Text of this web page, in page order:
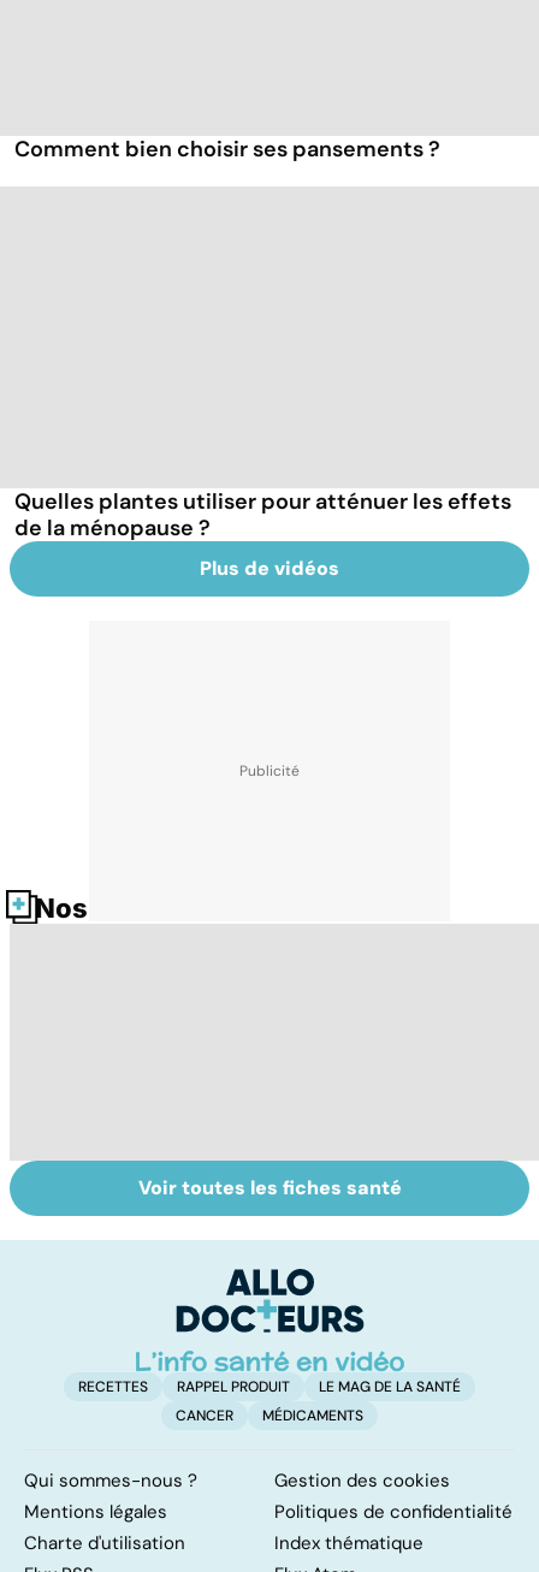
Comment bien choisir ses pansements ?
Quelles plantes utiliser pour atténuer les effets
de la ménopause ?
Plus de vidéos
Nos fiches santé
pilonidal, un
Tout savoir sur
les virus
Voir toutes les fiches santé
RECETTES RAPPEL PRODUIT
LE MAG DE LA SANTÉ
CANCER
MÉDICAMENTS
Qui sommes-nous ?
Gestion des cookies
Mentions légales
Politiques de confidentialité
Charte d'utilisation
Index thématique